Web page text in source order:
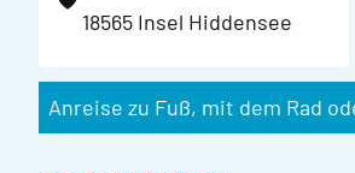
18565 Insel Hiddensee
Anreise zu Fuß, mit dem Rad